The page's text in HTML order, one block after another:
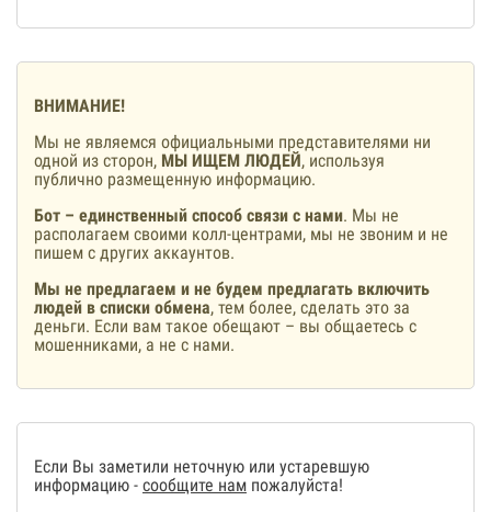
ВНИМАНИЕ!
Мы не являемся официальными представителями ни
одной из сторон, МЫ ИЩЕМ ЛЮДЕЙ, используя
публично размещенную информацию.
Бот – единственный способ связи с нами. Мы не
располагаем своими колл-центрами, мы не звоним и не
пишем с других аккаунтов.
Мы не предлагаем и не будем предлагать включить
людей в списки обмена, тем более, сделать это за
деньги. Если вам такое обещают – вы общаетесь с
мошенниками, а не с нами.
Если Вы заметили неточную или устаревшую
информацию - сообщите нам пожалуйста!